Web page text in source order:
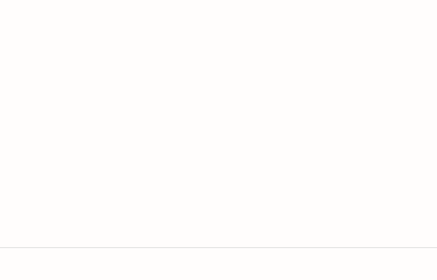
mereka…